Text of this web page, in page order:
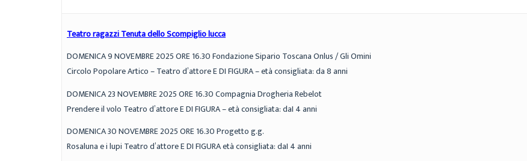
Teatro ragazzi Tenuta dello Scompiglio lucca
DOMENICA 9 NOVEMBRE 2025 ORE 16.30 Fondazione Sipario Toscana Onlus / Gli Omini
Circolo Popolare Artico – Teatro d’attore E DI FIGURA – età consigliata: da 8 anni
DOMENICA 23 NOVEMBRE 2025 ORE 16.30 Compagnia Drogheria Rebelot
Prendere il volo Teatro d’attore E DI FIGURA – età consigliata: daI 4 anni
DOMENICA 30 NOVEMBRE 2025 ORE 16.30 Progetto g.g.
Rosaluna e i lupi Teatro d’attore E DI FIGURA età consigliata: daI 4 anni